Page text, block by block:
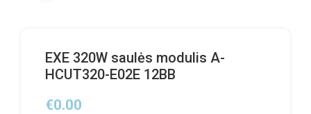
EXE 320W saulės modulis A-
HCUT320-E02E 12BB
€0.00